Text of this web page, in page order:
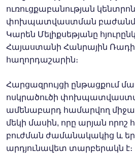
ուռուցքաբանության
փոխպատվաստման
Կարեն Մելիքսեթյանը
Հայաստանի Հանրային
հաղորդաշարին։
Հարցազրույցի ընթացքում
ոսկրածուծի
ամենաբարդ համարվող
մեկի մասին, որը արյան որոշ
բուժման ժամանակակից և
արդյունավետ տարբերակն է։